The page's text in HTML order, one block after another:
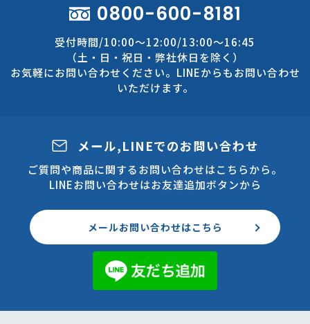
0800-600-8181
受付時間/10:00～12:00/13:00～16:45
（土・日・祝日・弊社休日を除く）
お気軽にお問い合わせください。LINEからもお問い合わせ
いただけます。
メール,LINEでのお問い合わせ
ご質問や商品に関するお問い合わせはこちらから。
LINEお問い合わせはお友達追加ボタンから
メールお問い合わせはこちら